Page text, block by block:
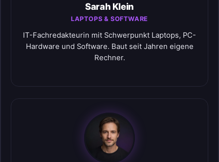
Sarah Klein
LAPTOPS & SOFTWARE
IT-Fachredakteurin mit Schwerpunkt Laptops, PC-
Hardware und Software. Baut seit Jahren eigene
Rechner.